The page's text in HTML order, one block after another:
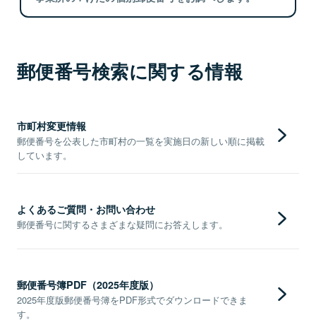
郵便番号検索に関する情報
市町村変更情報
郵便番号を公表した市町村の一覧を実施日の新しい順に掲載
しています。
よくあるご質問・お問い合わせ
郵便番号に関するさまざまな疑問にお答えします。
郵便番号簿PDF（2025年度版）
2025年度版郵便番号簿をPDF形式でダウンロードできま
す。